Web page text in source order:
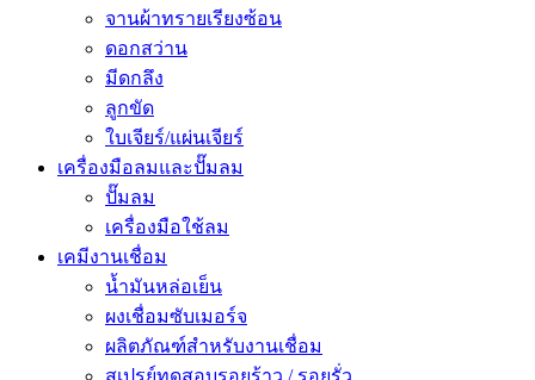
จานผ้าทรายเรียงซ้อน
ดอกสว่าน
มีดกลึง
ลูกขัด
ใบเจียร์/แผ่นเจียร์
เครื่องมือลมและปั๊มลม
ปั๊มลม
เครื่องมือใช้ลม
เคมีงานเชื่อม
น้ำมันหล่อเย็น
ผงเชื่อมซับเมอร์จ
ผลิตภัณฑ์สำหรับงานเชื่อม
สเปรย์ทดสอบรอยร้าว / รอยรั่ว